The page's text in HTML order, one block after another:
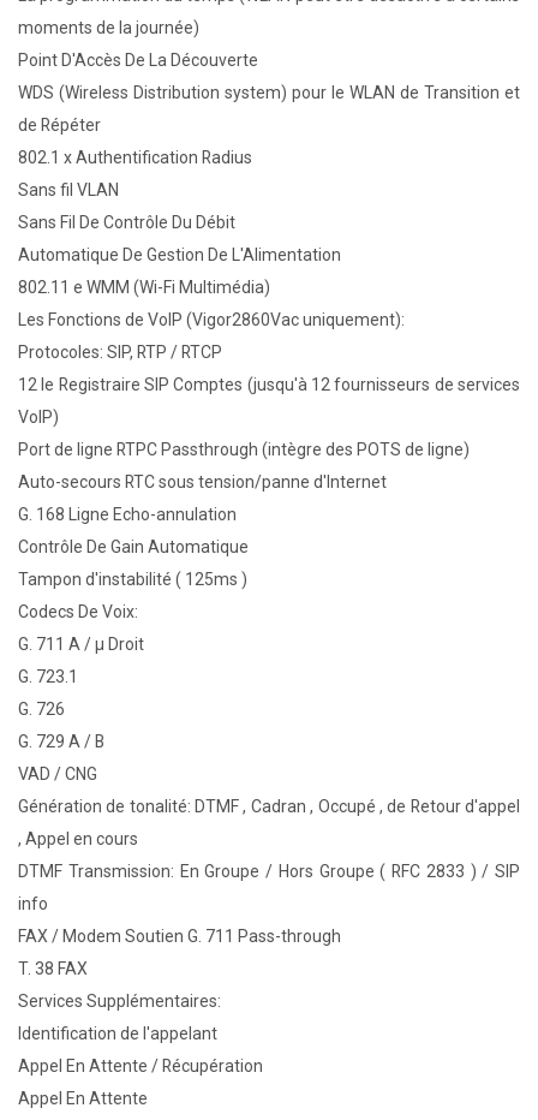
moments de la journée)
Point D'Accès De La Découverte
WDS (Wireless Distribution system) pour le WLAN de Transition et
de Répéter
802.1 x Authentification Radius
Sans fil VLAN
Sans Fil De Contrôle Du Débit
Automatique De Gestion De L'Alimentation
802.11 e WMM (Wi-Fi Multimédia)
Les Fonctions de VoIP (Vigor2860Vac uniquement):
Protocoles: SIP, RTP / RTCP
12 le Registraire SIP Comptes (jusqu'à 12 fournisseurs de services
VoIP)
Port de ligne RTPC Passthrough (intègre des POTS de ligne)
Auto-secours RTC sous tension/panne d'Internet
G. 168 Ligne Echo-annulation
Contrôle De Gain Automatique
Tampon d'instabilité ( 125ms )
Codecs De Voix:
G. 711 A / µ Droit
G. 723.1
G. 726
G. 729 A / B
VAD / CNG
Génération de tonalité: DTMF , Cadran , Occupé , de Retour d'appel
, Appel en cours
DTMF Transmission: En Groupe / Hors Groupe ( RFC 2833 ) / SIP
info
FAX / Modem Soutien G. 711 Pass-through
T. 38 FAX
Services Supplémentaires:
Identification de l'appelant
Appel En Attente / Récupération
Appel En Attente